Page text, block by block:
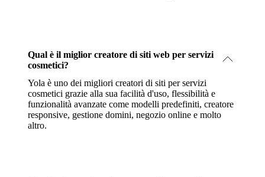
Qual è il miglior creatore di siti web per servizi
cosmetici?
Yola è uno dei migliori creatori di siti per servizi
cosmetici grazie alla sua facilità d'uso, flessibilità e
funzionalità avanzate come modelli predefiniti, creatore
responsive, gestione domini, negozio online e molto
altro.